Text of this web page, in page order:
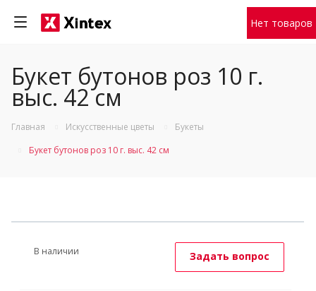
Нет товаров
Букет бутонов роз 10 г.
выс. 42 см
Главная Искусственные цветы
Букеты
Букет бутонов роз 10 г. выс. 42 см
В наличии Задать вопрос